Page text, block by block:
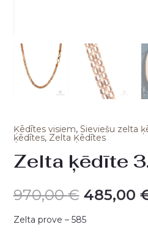
Ķēdītes visiem, Sieviešu zelta
ķēdītes, Zelta Ķēdītes
Zelta ķēdīte
970,00€ 485,00
Zelta prove – 585